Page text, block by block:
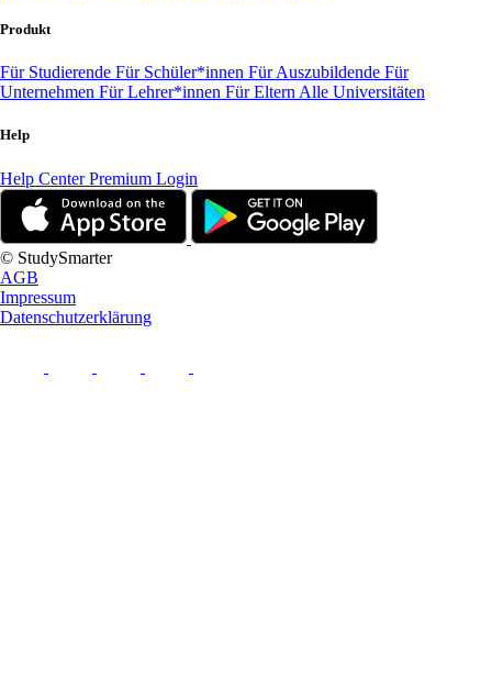
Produkt
Für Studierende Für Schüler*innen Für Auszubildende Für
Unternehmen Für Lehrer*innen Für Eltern Alle Universitäten
Help
Help CenterPremium Login
© StudySmarter
AGB
Impressum
Datenschutzerklärung